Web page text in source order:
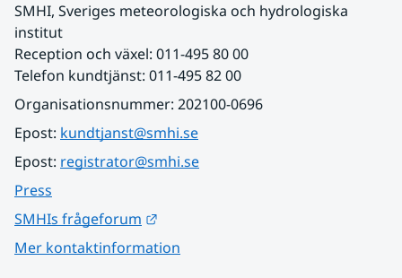
SMHI, Sveriges meteorologiska och hydrologiska
institut
Reception och växel: 011-495 80 00
Telefon kundtjänst: 011-495 82 00
Organisationsnummer: 202100-0696
Epost: kundtjanst@smhi.se
Epost: registrator@smhi.se
Press
SMHIs frågeforum
Mer kontaktinformation